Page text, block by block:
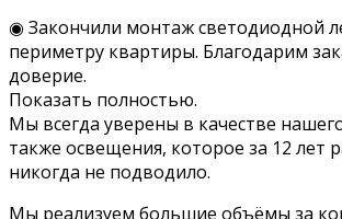
◉ Закончили монтаж светодиодной
периметру квартиры. Благодарим
доверие.
Показать полностью.
Мы всегда уверены в качестве
также освещения, которое за 12 лет
никогда не подводило.
Мы реализуем большие объёмы за